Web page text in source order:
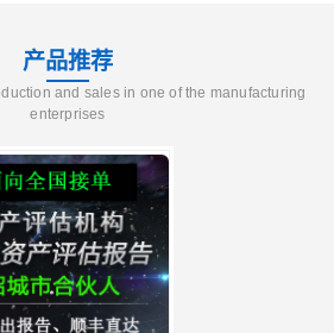
产品推荐
and sales in one of the manufacturing
enterprises